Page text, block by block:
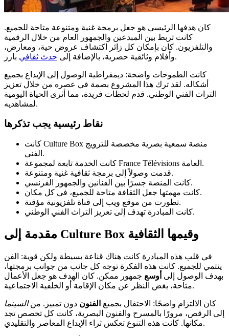
كان هدفها الرئيسي هو جعل برمجة غنية ومتنوعة متاحة للجميع.
كانت تربط بين المبدعين والجمهور العام من خلال الرقمية
والتلفزيون. كان بإمكان كل زائر اكتشاف عروض حية، ومعارض،
وأفلام وثائقية حصرية، بالإضافة إلى حدث ثقافي بارز.
كانت الطموحات واضحة: ديمقراطية الوصول إلى الإبداع بجميع
أشكاله. لقد ترك هذا المشروع بصمة في عصره من خلال تعزيز
التراث الفني الوطني. قدم لحظات فريدة، مما أثرى الحياة اليومية
لمشاهديه.
نقاط رئيسية يجب تذكرها
كانت Culture Box منصة سمعية بصرية مخصصة للترويج
الفني.
كانت الخدمة تابعة لمجموعة France Télévisions العامة.
قدمت وصولاً إلى برمجة ثقافية غنية ومتنوعة.
كانت المنصة جسرًا بين الفنانين والجمهور الفرنسي.
كانت مهمتها جعل الثقافة متاحة للجميع، في كل مكان.
تطورت من موقع ويب إلى قناة تلفزيونية مؤقتة.
كانت المبادرة تهدف إلى تعزيز التراث الفني الوطني.
مقدمة إلى Culture Box وقيمها الثقافية
في قلب هذه المبادرة كانت هناك قناعة بسيطة ولكن قوية: الفن
ينتمي للجميع. كانت هذه الفكرة توجه كل جانب من جوانب برمجتها،
بهدف الوصول إلى أوسع جمهور ممكن. كان الهدف هو جعل الأعمال
متاحة، بغض النظر عن مكان الإقامة أو الخلفية الاجتماعية.
كان الالتزام واضحًا: الاحتفال بجميع الفنون دون تمييز. منالسينما
إلى الرقص، مرورًا بالمسرح والفنون البصرية، كانت كل تخصص تجد
مكانها. كانت هذه التنوع تعكس ثراء الإبداع المعاصر والتقليدي.